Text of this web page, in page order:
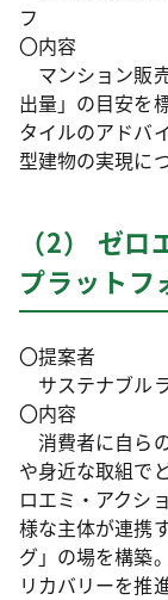
フ
〇内容
マンション販
出量」の目安を
タイルのアドバ
型建物の実現に
（2） ゼ
プラットフ
〇提案者
サステナブル
〇内容
消費者に自ら
や身近な取組で
ロエミ・アクシ
様な主体が連携
グ」の場を構築
リカバリーを推